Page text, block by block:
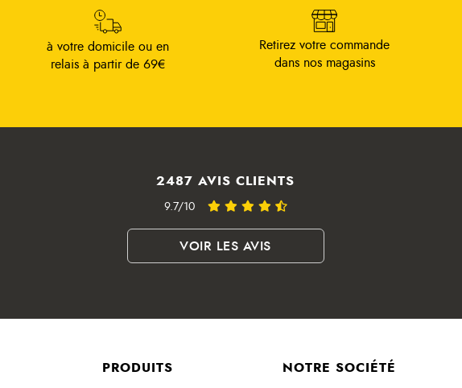
à votre domicile ou en
relais à partir de 69€
Retirez votre commande
dans nos magasins
2487 AVIS CLIENTS
9.7/10
VOIR LES AVIS
PRODUITS NOTRE SOCIÉTÉ